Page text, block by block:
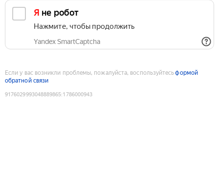
Я не робот
Нажмите, чтобы продолжить
Yandex SmartCaptcha
Если у вас возникли проблемы, пожалуйста, воспользуйтесьформой
обратной связи
9176029993048889865:1786000943